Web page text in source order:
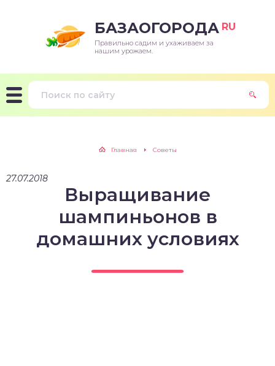
БАЗАОГОРОДА RU
Правильно садим и ухаживаем за
нашим урожаем.
Главная Советы
27.07.2018
Выращивание
шампиньонов в
домашних условиях